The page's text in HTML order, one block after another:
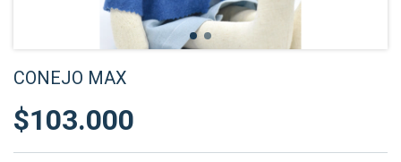
CONEJO MAX
$103.000